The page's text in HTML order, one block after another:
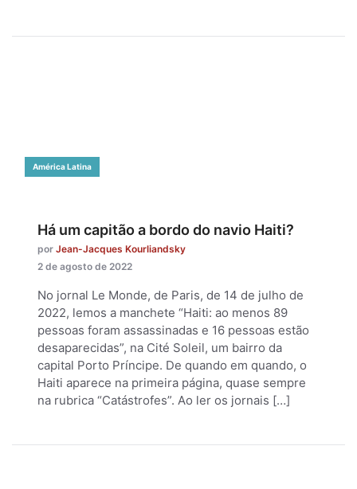
América Latina
Há um capitão a bordo do navio Haiti?
por Jean-Jacques Kourliandsky
2 de agosto de 2022
No jornal Le Monde, de Paris, de 14 de julho de
2022, lemos a manchete “Haiti: ao menos 89
pessoas foram assassinadas e 16 pessoas estão
desaparecidas”, na Cité Soleil, um bairro da
capital Porto Príncipe. De quando em quando, o
Haiti aparece na primeira página, quase sempre
na rubrica “Catástrofes”. Ao ler os jornais […]